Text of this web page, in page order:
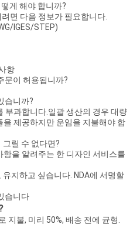
게 해야 합니까?
면 다음 정보가 필요합니다.
IGES/STEP)
항
문이 허용됩니까?
습니까?
부과합니다.일괄 생산의 경우 대량
제공하지만 운임을 지불해야 합
그릴 수 없다면?
을 알려주는 한 디자인 서비스를
지하고 싶습니다. NDA에 서명할
습니다
지불, 미리 50%, 배송 전에 균형.